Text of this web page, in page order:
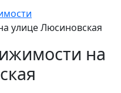
улице Люсиновская
на